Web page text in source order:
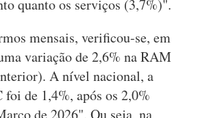
quanto os serviços (3,7%)".
mensais, verificou-se, em
variação de 2,6% na RAM
A nível nacional, a
foi de 1,4%, após os 2,0%
de 2026". Ou seja, na